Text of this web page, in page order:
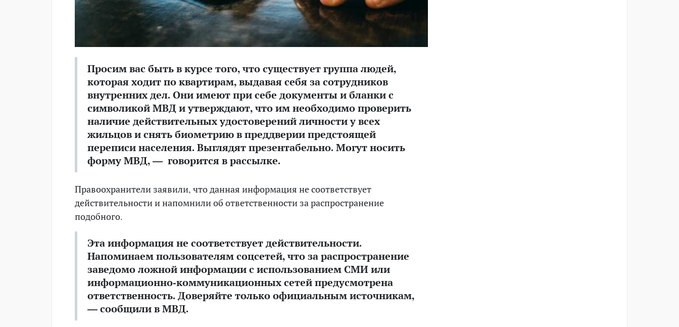
Просим вас быть в курсе того, что существует группа людей,
которая ходит по квартирам, выдавая себя за сотрудников
внутренних дел. Они имеют при себе документы и бланки с
символикой МВД и утверждают, что им необходимо проверить
наличие действительных удостоверений личности у всех
жильцов и снять биометрию в преддверии предстоящей
переписи населения. Выглядят презентабельно. Могут носить
форму МВД, — говорится в рассылке.
Правоохранители заявили, что данная информация не соответствует
действительности и напомнили об ответственности за распространение
подобного.
Эта информация не соответствует действительности.
Напоминаем пользователям соцсетей, что за распространение
заведомо ложной информации с использованием СМИ или
информационно-коммуникационных сетей предусмотрена
ответственность. Доверяйте только официальным источникам,
— сообщили в МВД.